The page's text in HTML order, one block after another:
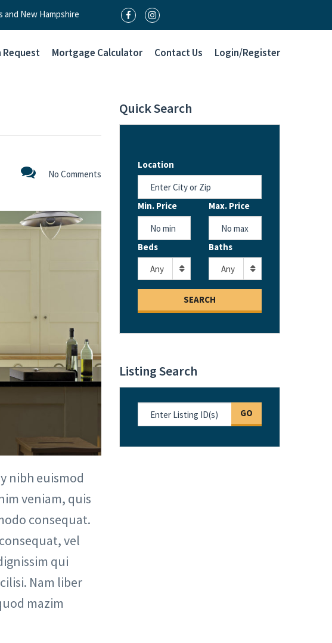
and New Hampshire
Request Mortgage Calculator Contact Us Login/Register
No Comments
nibh euismod
veniam, quis
consequat.
vel
qui
Nam liber
mazim
Quick Search
Location
Min. Price
Max. Price
Beds
Any
Baths
Any
SEARCH
Listing Search
GO